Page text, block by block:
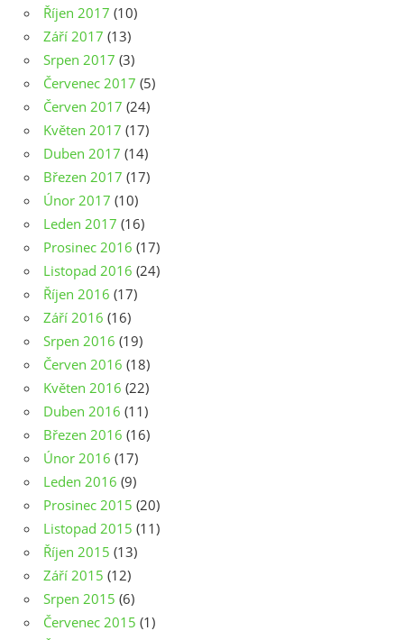
Říjen 2017 (10)
Září 2017 (13)
Srpen 2017 (3)
Červenec 2017 (5)
Červen 2017 (24)
Květen 2017 (17)
Duben 2017 (14)
Březen 2017 (17)
Únor 2017 (10)
Leden 2017 (16)
Prosinec 2016 (17)
Listopad 2016 (24)
Říjen 2016 (17)
Září 2016 (16)
Srpen 2016 (19)
Červen 2016 (18)
Květen 2016 (22)
Duben 2016 (11)
Březen 2016 (16)
Únor 2016 (17)
Leden 2016 (9)
Prosinec 2015 (20)
Listopad 2015 (11)
Říjen 2015 (13)
Září 2015 (12)
Srpen 2015 (6)
Červenec 2015 (1)